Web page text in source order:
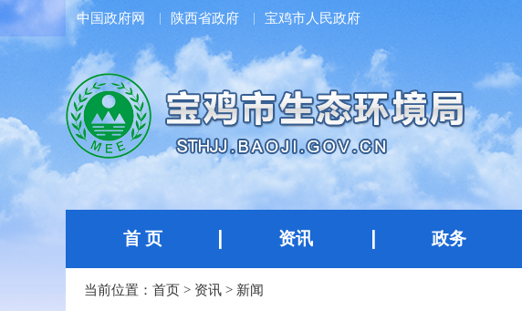
中国政府网 陕西省政府 宝鸡市人民政府
首 页 资讯 政务
当前位置： 首页 > 资讯 > 新闻